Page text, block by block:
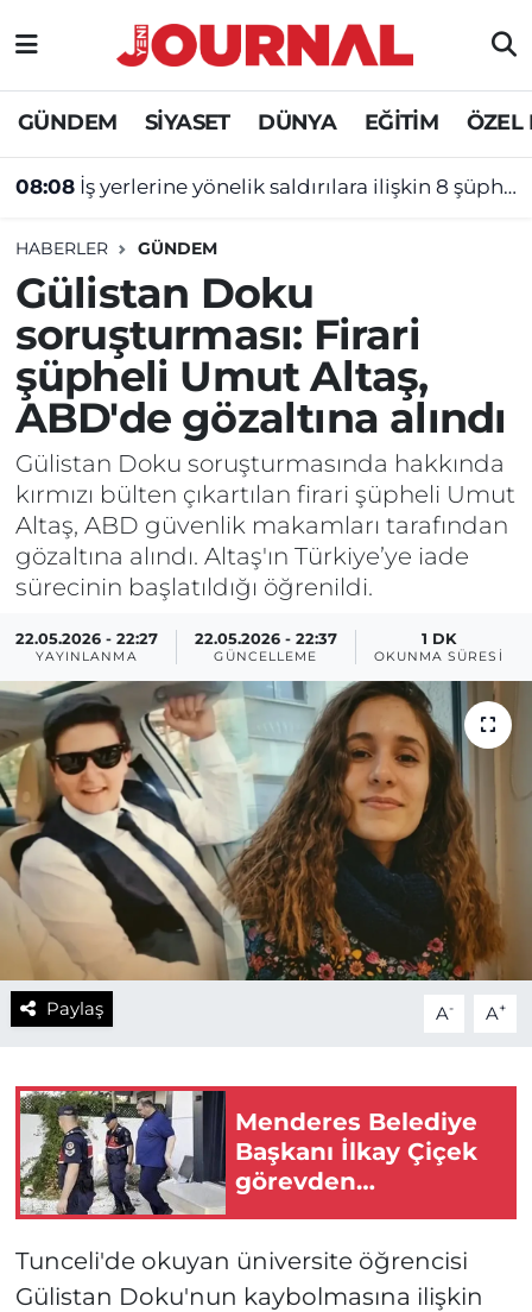
GÜNDEM SİYASET DÜNYA EĞİTİM ÖZEL
08:08 İş yerlerine yönelik saldırılara ilişkin 8 şüpheli tutuklandı
HABERLER GÜNDEM
Gülistan Doku
soruşturması: Firari
şüpheli Umut Altaş,
ABD'de gözaltına alındı
Gülistan Doku soruşturmasında hakkında
kırmızı bülten çıkartılan firari şüpheli Umut
Altaş, ABD güvenlik makamları tarafından
gözaltına alındı. Altaş'ın Türkiye’ye iade
sürecinin başlatıldığı öğrenildi.
22.05.2026 - 22:27
YAYINLANMA
22.05.2026 - 22:37
GÜNCELLEME
1 DK
OKUNMA SÜRESI
Paylaş A- A+
Menderes Belediye
Başkanı İlkay Çiçek
görevden
Tunceli'de okuyan üniversite öğrencisi
Gülistan Doku'nun kaybolmasına ilişkin
GÜNDEM
SİYASET
DÜNYA
EĞİTİM
ÖZEL HABER
Nöbetçi Eczaneler
Hava Durumu
Süper Lig Puan Durumu ve Fikstür
Tüm Manşetler
Son Dakika Haberleri
Haber Arşivi